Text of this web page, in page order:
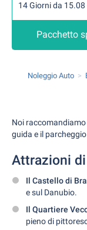
14 Giorni da
Pacchetto
Noleggio Auto
Noi
guida e il
Attrazioni
Il Castello di
e sul Danubio.
Il Quartiere
pieno di